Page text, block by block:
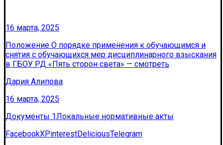
16 марта, 2025
Положение О порядке применения к обучающимся и
снятия с обучающихся мер дисциплинарного взыскания
в ГБОУ РД «Пять сторон света» — смотреть
Дария Алипова
16 марта, 2025
Документы 1Локальные нормативные акты
FacebookXPinterestDeliciousTelegram